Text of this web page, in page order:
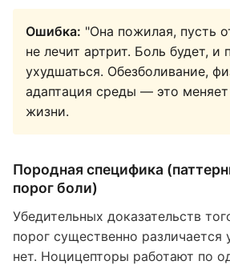
Ошибка: "Она пожилая, пусть
не лечит артрит. Боль будет, и
ухудшаться. Обезболивание,
адаптация среды — это меняет
жизни.
Породная специфика
порог боли)
Убедительных доказательств
порог существенно различается
нет. Ноцицепторы работают по